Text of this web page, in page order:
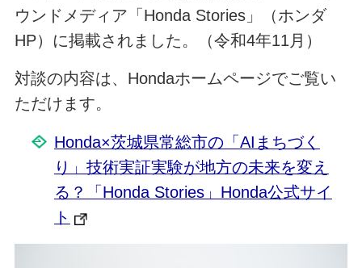
ウンドメディア「Honda Stories」（ホンダ
HP）に掲載されました。（令和4年11月）
対談の内容は、Hondaホームページでご覧い
ただけます。
Honda×茨城県常総市の「AIまちづく
り」技術実証実験が地方の未来を変え
る？「Honda Stories」Honda公式サイ
ト